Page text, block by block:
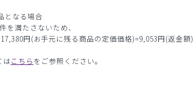
となる場合
を満たさないため、
円(お手元に残る商品の定価価格)=9,053円(返金額)
はこちら をご参照ください。